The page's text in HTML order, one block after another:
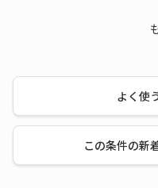
よく使
この条件の新